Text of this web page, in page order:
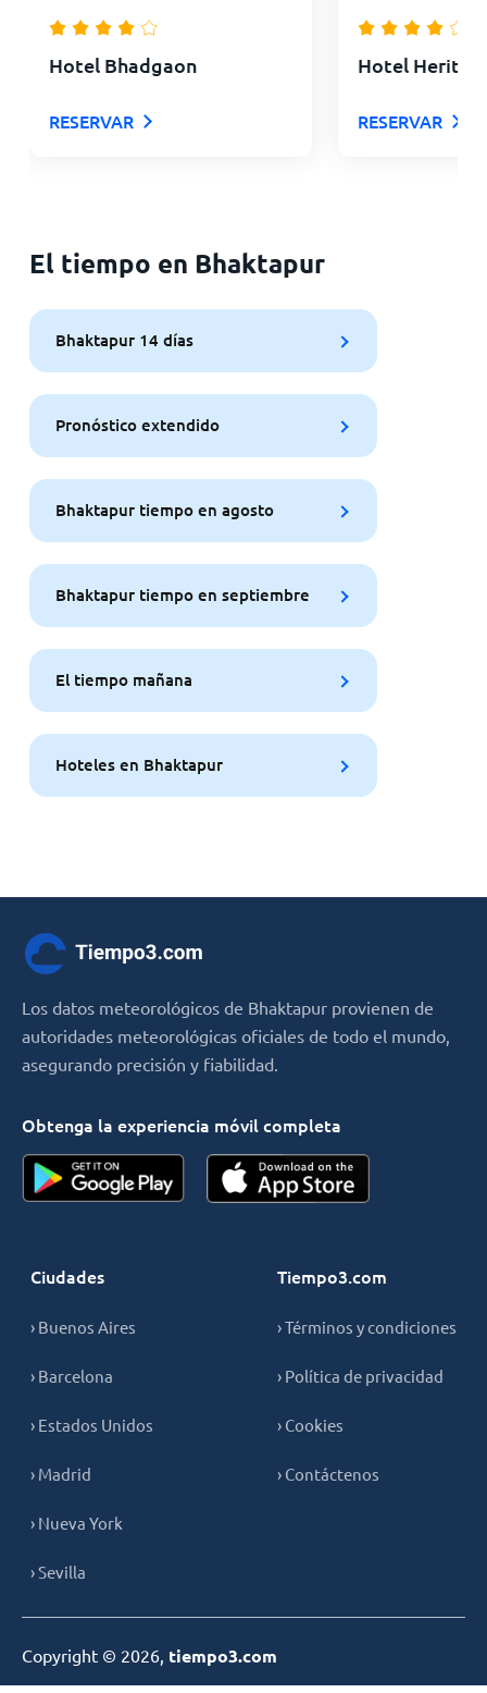
Hotel Bhadgaon
RESERVAR
Hotel
RESERVAR
El tiempo en Bhaktapur
Bhaktapur 14 días
Pronóstico extendido
Bhaktapur tiempo en agosto
Bhaktapur tiempo en septiembre
El tiempo mañana
Hoteles en Bhaktapur
Los datos meteorológicos de Bhaktapur provienen de
autoridades meteorológicas oficiales de todo el mundo,
asegurando precisión y fiabilidad.
Obtenga la experiencia móvil completa
Ciudades
› Buenos Aires
› Barcelona
› Estados Unidos
› Madrid
› Nueva York
› Sevilla
Tiempo3.com
› Términos y condiciones
› Política de privacidad
› Cookies
› Contáctenos
Copyright © 2026, tiempo3.com